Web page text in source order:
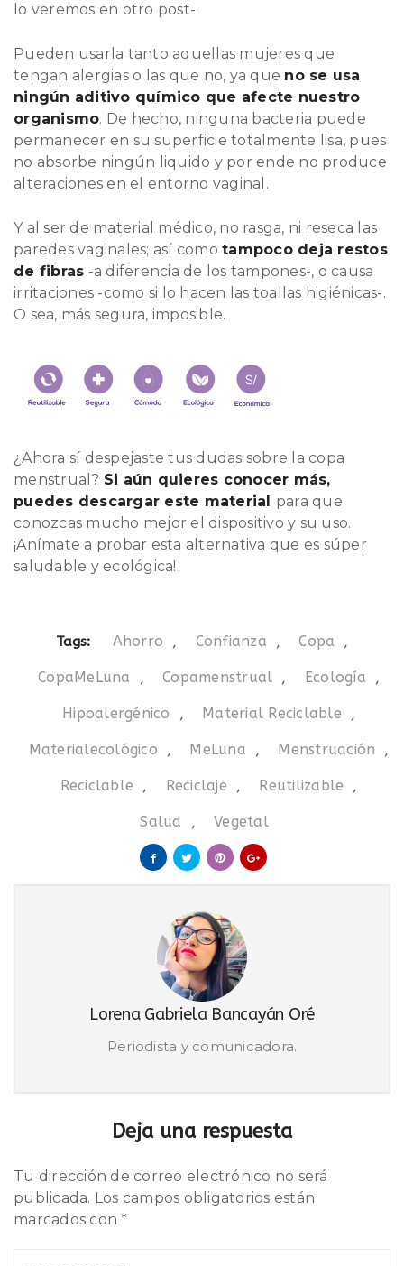
lo veremos en otro post-.
Pueden usarla tanto aquellas mujeres que
tengan alergias o las que no, ya que no se usa
ningún aditivo químico que afecte nuestro
organismo. De hecho, ninguna bacteria puede
permanecer en su superficie totalmente lisa, pues
no absorbe ningún liquido y por ende no produce
alteraciones en el entorno vaginal.
Y al ser de material médico, no rasga, ni reseca las
paredes vaginales; así como tampoco deja restos
de fibras -a diferencia de los tampones-, o causa
irritaciones -como si lo hacen las toallas higiénicas-.
O sea, más segura, imposible.
¿Ahora sí despejaste tus dudas sobre la copa
menstrual? Si aún quieres conocer más,
puedes descargar este material para que
conozcas mucho mejor el dispositivo y su uso.
¡Anímate a probar esta alternativa que es súper
saludable y ecológica!
Tags: Ahorro , Confianza , Copa ,
CopaMeLuna , Copamenstrual , Ecología ,
Hipoalergénico , Material Reciclable ,
Materialecológico , MeLuna , Menstruación ,
Reciclable , Reciclaje , Reutilizable ,
Salud , Vegetal
Lorena Gabriela Bancayán Oré
Periodista y comunicadora.
Deja una respuesta
Tu dirección de correo electrónico no será
publicada. Los campos obligatorios están
marcados con*